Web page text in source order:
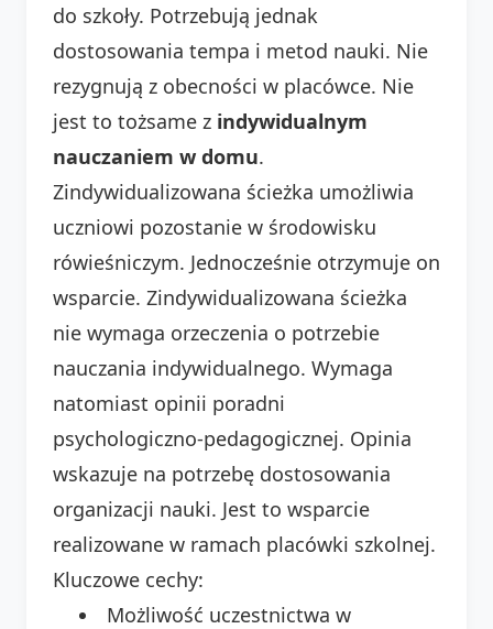
do szkoły. Potrzebują jednak
dostosowania tempa i metod nauki. Nie
rezygnują z obecności w placówce. Nie
jest to tożsame z indywidualnym
nauczaniem w domu.
Zindywidualizowana ścieżka umożliwia
uczniowi pozostanie w środowisku
rówieśniczym. Jednocześnie otrzymuje on
wsparcie. Zindywidualizowana ścieżka
nie wymaga orzeczenia o potrzebie
nauczania indywidualnego. Wymaga
natomiast opinii poradni
psychologiczno-pedagogicznej. Opinia
wskazuje na potrzebę dostosowania
organizacji nauki. Jest to wsparcie
realizowane w ramach placówki szkolnej.
Kluczowe cechy:
Możliwość uczestnictwa w